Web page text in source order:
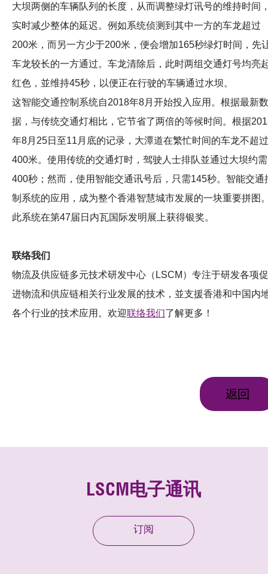
大坝两侧的车辆队列的长度，从而调整绿灯讯号的维持时间
实时减少整体的延迟。例如系统侦测到其中一方的车龙超过
200米，而另一方少于200米，便会增加165秒绿灯时间，先
车龙较长的一方通过。车龙清除后，此时两组交通灯号均亮
红色，並维持45秒，以便正在行驶的车辆通过水坝。
这智能交通控制系统自2018年8月开始投入应用。根据最新数
据，与传统交通灯相比，它节省了两倍的等候时间。根据
年8月25日至11月底的记录，大潭道在繁忙时间的车龙不超过
400米。使用传统的交通灯时，驾驶人士排队並通过大坝约需
400秒；然而，使用智能交通讯号后，只需145秒。智能交通
制系统的应用，成为整个香港智慧城市发展的一块重要拼图
此系统在第47届日内瓦国际发明展上获得银奖。
联络我们
物流及供应链多元技术研发中心（LSCM）专注于研发各项促
进物流和供应链相关行业发展的技术，並支援香港和中国内
各个行业的技术应用。欢迎联络我们了解更多！
返回
LSCM电子通讯
订阅